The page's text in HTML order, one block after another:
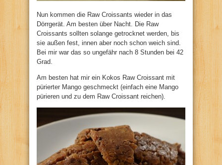
Nun kommen die Raw Croissants wieder in das
Dörrgerät. Am besten über Nacht. Die Raw
Croissants sollten solange getrocknet werden, bis
sie außen fest, innen aber noch schon weich sind.
Bei mir war das so ungefähr nach 8 Stunden bei 42
Grad.
Am besten hat mir ein Kokos Raw Croissant mit
pürierter Mango geschmeckt (einfach eine Mango
pürieren und zu dem Raw Croissant reichen).